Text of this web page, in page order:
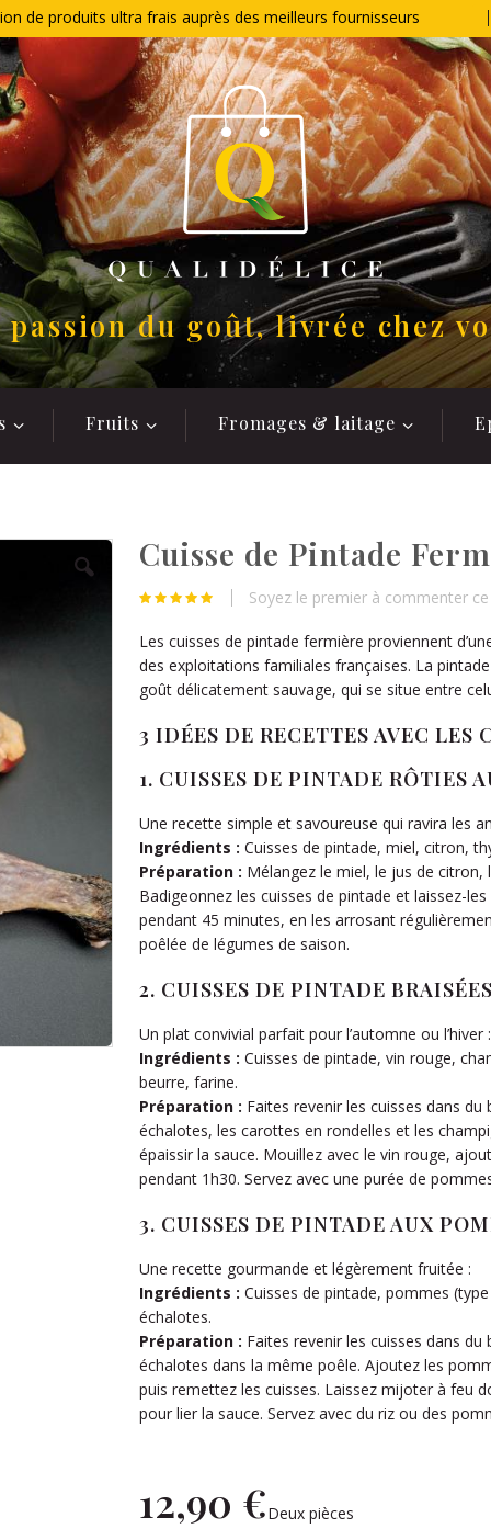
de produits ultra frais auprès des meilleurs fournisseurs
passion du goût, livrée chez
Fruits Fromages & laitage
Cuisse de Pintade
Soyez le premier à commenter
Les cuisses de pintade fermière proviennent
des exploitations familiales françaises. La
goût délicatement sauvage, qui se situe entre
3 IDÉES DE RECETTES AVEC LES
1. CUISSES DE PINTADE RÔTIES
Une recette simple et savoureuse qui ravira les
Ingrédients : Cuisses de pintade, miel, citron,
Préparation : Mélangez le miel, le jus de citron,
Badigeonnez les cuisses de pintade et laissez-
pendant 45 minutes, en les arrosant
poêlée de légumes de saison.
2. CUISSES DE PINTADE
Un plat convivial parfait pour l’automne ou l’hiver :
Ingrédients : Cuisses de pintade, vin rouge,
beurre, farine.
Préparation : Faites revenir les cuisses dans du
échalotes, les carottes en rondelles et les
épaissir la sauce. Mouillez avec le vin rouge,
pendant 1h30. Servez avec une purée de
3. CUISSES DE PINTADE AUX
Une recette gourmande et légèrement fruitée :
Ingrédients : Cuisses de pintade, pommes
échalotes.
Préparation : Faites revenir les cuisses dans
échalotes dans la même poêle. Ajoutez les
puis remettez les cuisses. Laissez mijoter à feu
pour lier la sauce. Servez avec du riz ou des
12,90 €Deux pièces